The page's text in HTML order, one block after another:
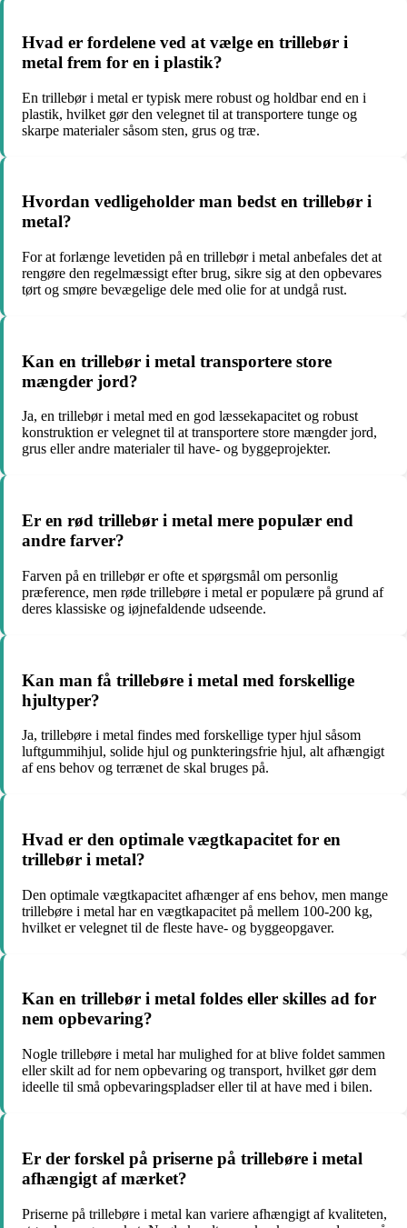
Hvad er fordelene ved at vælge en trillebør i
metal frem for en i plastik?
En trillebør i metal er typisk mere robust og holdbar end en i
plastik, hvilket gør den velegnet til at transportere tunge og
skarpe materialer såsom sten, grus og træ.
Hvordan vedligeholder man bedst en trillebør i
metal?
For at forlænge levetiden på en trillebør i metal anbefales det at
rengøre den regelmæssigt efter brug, sikre sig at den opbevares
tørt og smøre bevægelige dele med olie for at undgå rust.
Kan en trillebør i metal transportere store
mængder jord?
Ja, en trillebør i metal med en god læssekapacitet og robust
konstruktion er velegnet til at transportere store mængder jord,
grus eller andre materialer til have- og byggeprojekter.
Er en rød trillebør i metal mere populær end
andre farver?
Farven på en trillebør er ofte et spørgsmål om personlig
præference, men røde trillebøre i metal er populære på grund af
deres klassiske og iøjnefaldende udseende.
Kan man få trillebøre i metal med forskellige
hjultyper?
Ja, trillebøre i metal findes med forskellige typer hjul såsom
luftgummihjul, solide hjul og punkteringsfrie hjul, alt afhængigt
af ens behov og terrænet de skal bruges på.
Hvad er den optimale vægtkapacitet for en
trillebør i metal?
Den optimale vægtkapacitet afhænger af ens behov, men mange
trillebøre i metal har en vægtkapacitet på mellem 100-200 kg,
hvilket er velegnet til de fleste have- og byggeopgaver.
Kan en trillebør i metal foldes eller skilles ad for
nem opbevaring?
Nogle trillebøre i metal har mulighed for at blive foldet sammen
eller skilt ad for nem opbevaring og transport, hvilket gør dem
ideelle til små opbevaringspladser eller til at have med i bilen.
Er der forskel på priserne på trillebøre i metal
afhængigt af mærket?
Priserne på trillebøre i metal kan variere afhængigt af kvaliteten,